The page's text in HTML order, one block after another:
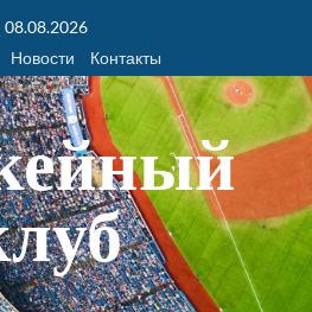
08.08.2026
Новости Контакты